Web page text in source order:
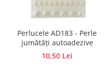
Hartie craft
Carton/Hartie efecte speciale
Carton/Hartie Scrapbooking
Carton/Hartie unicolor
Perlucele AD183 - Perle
jumătăți autoadezive
10,50 Lei